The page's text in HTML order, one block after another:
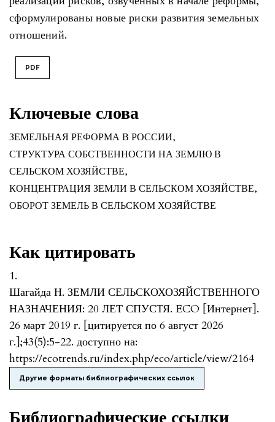
Ключевые слова
ЗЕМЕЛЬНАЯ РЕФОРМА В РОССИИ,
СТРУКТУРА СОБСТВЕННОСТИ НА ЗЕМЛЮ В
СЕЛЬСКОМ ХОЗЯЙСТВЕ,
КОНЦЕНТРАЦИЯ ЗЕМЛИ В СЕЛЬСКОМ ХОЗЯЙСТВЕ,
ОБОРОТ ЗЕМЕЛЬ В СЕЛЬСКОМ ХОЗЯЙСТВЕ
Как цитировать
1.
Шагайда Н. ЗЕМЛИ СЕЛЬСКОХОЗЯЙСТВЕННОГО
НАЗНАЧЕНИЯ: 20 ЛЕТ СПУСТЯ. ECO [Интернет].
26 март 2019 г. [цитируется по 6 август 2026
г.];43(5):5-22. доступно на:
https://ecotrends.ru/index.php/eco/article/view/2164
Другие форматы библиографических ссылок
сформулированы новые риски развития земельных
отношений.
PDF